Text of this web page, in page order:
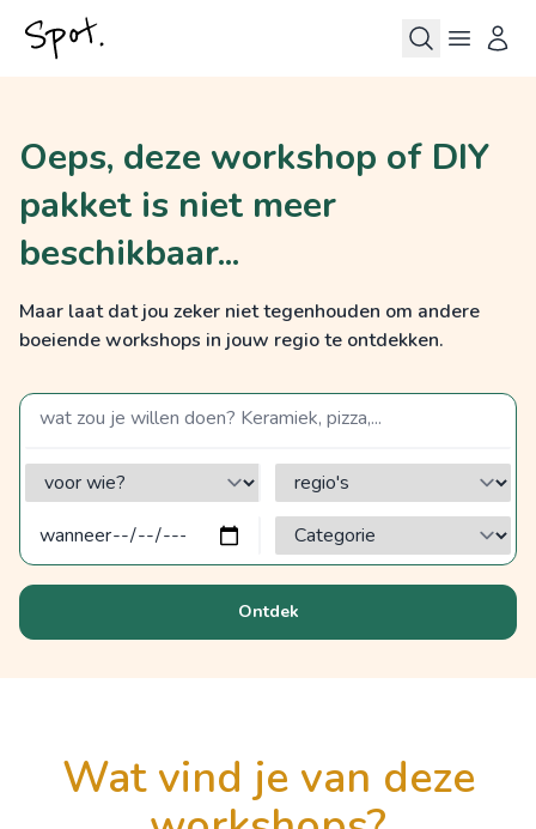
Oeps, deze workshop of DIY
pakket is niet meer
beschikbaar...
Maar laat dat jou zeker niet tegenhouden om andere
boeiende workshops in jouw regio te ontdekken.
zoek op een term
voor wie? regio's
Categorie?
Ontdek
wat vind je van deze